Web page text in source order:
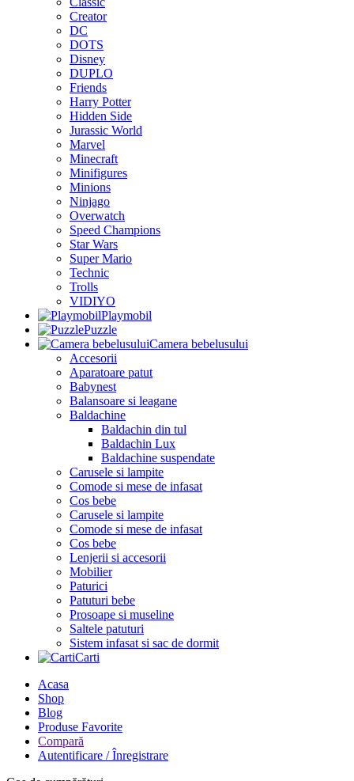
Creator
DC
DOTS
Disney
DUPLO
Friends
Harry Potter
Hidden Side
Jurassic World
Marvel
Minecraft
Minifigures
Minions
Ninjago
Overwatch
Speed Champions
Star Wars
Super Mario
Technic
Trolls
VIDIYO
Playmobil
Puzzle
Camera bebelusului
Accesorii
Aparatoare patut
Babynest
Balansoare si leagane
Baldachine
Baldachin din tul
Baldachin Lux
Baldachine suspendate
Carusele si lampite
Comode si mese de infasat
Cos bebe
Carusele si lampite
Comode si mese de infasat
Cos bebe
Lenjerii si accesorii
Mobilier
Paturici
Patuturi bebe
Prosoape si museline
Saltele patuturi
Sistem infasat si sac de dormit
Carti
Acasa
Shop
Blog
Produse Favorite
Compară
Autentificare / Înregistrare